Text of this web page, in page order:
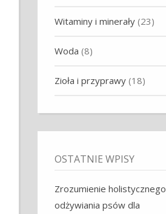
Witaminy i minerały (23)
Woda (8)
Zioła i przyprawy (18)
OSTATNIE WPISY
Zrozumienie holistycznego
odżywiania psów dla